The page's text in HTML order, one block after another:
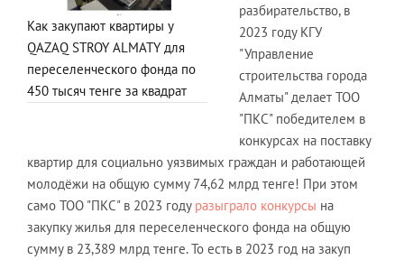
Как закупают квартиры у
QAZAQ STROY ALMATY для
переселенческого фонда по
450 тысяч тенге за квадрат
разбирательство, в
2023 году КГУ
"Управление
строительства города
Алматы" делает ТОО
"ПКС" победителем в
конкурсах на поставку
квартир для социально уязвимых граждан и работающей
молодёжи на общую сумму 74,62 млрд тенге! При этом
само ТОО "ПКС" в 2023 году разыграло конкурсы на
закупку жилья для переселенческого фонда на общую
сумму в 23,389 млрд тенге. То есть в 2023 год на закуп